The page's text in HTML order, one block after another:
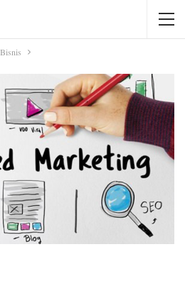
Bisnis